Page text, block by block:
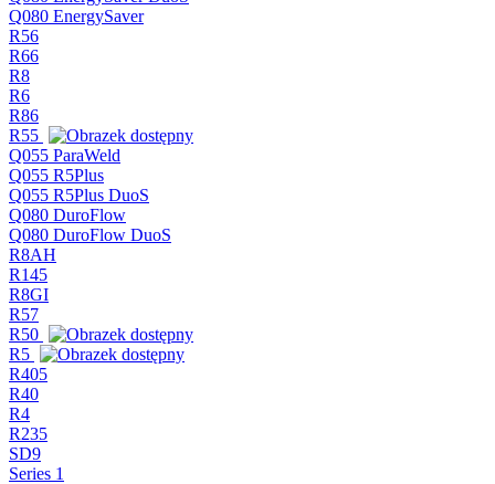
Q080 EnergySaver
R56
R66
R8
R6
R86
R55
Q055 ParaWeld
Q055 R5Plus
Q055 R5Plus DuoS
Q080 DuroFlow
Q080 DuroFlow DuoS
R8AH
R145
R8GI
R57
R50
R5
R405
R40
R4
R235
SD9
Series 1